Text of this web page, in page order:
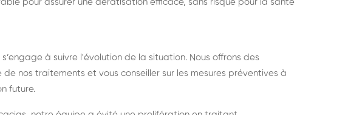
pour assurer une dératisation efficace, sans risque pour la santé
à suivre l'évolution de la situation. Nous offrons des
nos traitements et vous conseiller sur les mesures préventives à
future.